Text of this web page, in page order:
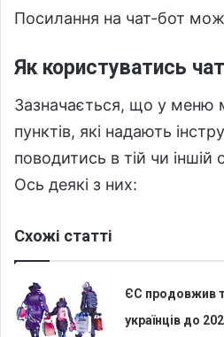
Посилання на чат-бот
Як користуватись
Зазначається, що у меню
пунктів, які надають
поводитись в тій чи іншій
Ось деякі з них:
Схожі статті
ЄС продовжив
українців до